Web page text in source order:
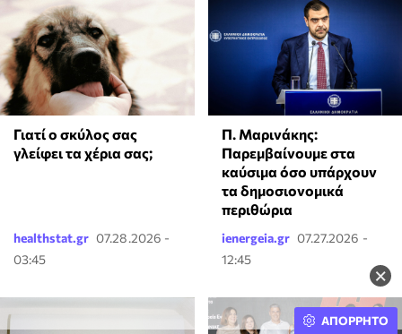
×
Γιατί ο σκύλος σας
γλείφει τα χέρια σας;
healthstat.gr 07.28.2026 -
03:45
Π. Μαρινάκης:
Παρεμβαίνουμε στα
καύσιμα όσο υπάρχουν
τα δημοσιονομικά
περιθώρια
ienergeia.gr 07.27.2026 -
12:45
ΑΠΟΡΡΗΤΟ